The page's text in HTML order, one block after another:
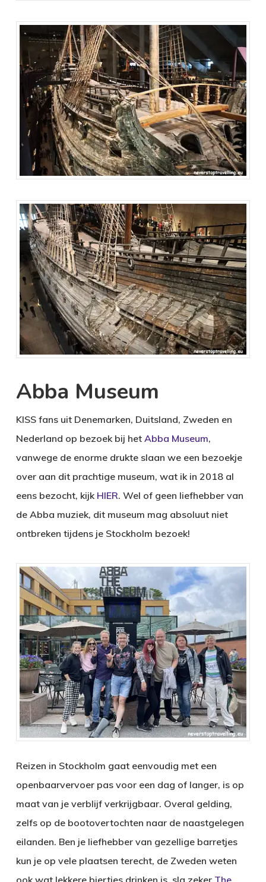
Abba Museum
KISS fans uit Denemarken, Duitsland, Zweden en
Nederland op bezoek bij het Abba Museum,
vanwege de enorme drukte slaan we een bezoekje
over aan dit prachtige museum, wat ik in 2018 al
eens bezocht, kijk HIER. Wel of geen liefhebber van
de Abba muziek, dit museum mag absoluut niet
ontbreken tijdens je Stockholm bezoek!
Reizen in Stockholm gaat eenvoudig met een
openbaarvervoer pas voor een dag of langer, is op
maat van je verblijf verkrijgbaar. Overal gelding,
zelfs op de bootovertochten naar de naastgelegen
eilanden. Ben je liefhebber van gezellige barretjes
kun je op vele plaatsen terecht, de Zweden weten
ook wat lekkere biertjes drinken is, sla zeker The